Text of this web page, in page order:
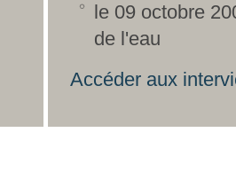
le 09 octobre
de l'eau
Accéder aux